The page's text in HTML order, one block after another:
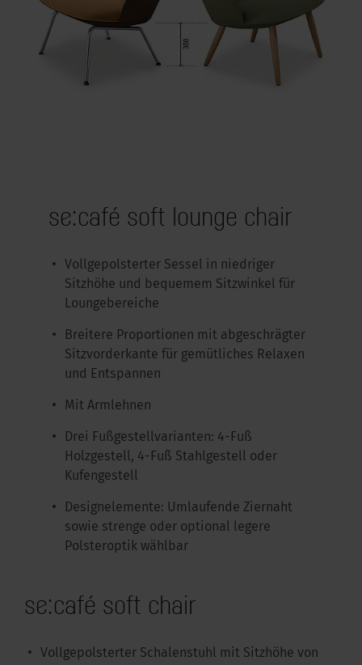
se:café soft lounge chair
Vollgepolsterter Sessel in niedriger
Sitzhöhe und bequemem Sitzwinkel für
Loungebereiche
Breitere Proportionen mit abgeschrägter
Sitzvorderkante für gemütliches Relaxen
und Entspannen
Mit Armlehnen
Drei Fußgestellvarianten: 4-Fuß
Holzgestell, 4-Fuß Stahlgestell oder
Kufengestell
Designelemente: Umlaufende Ziernaht
sowie strenge oder optional legere
Polsteroptik wählbar
se:café soft chair
Vollgepolsterter Schalenstuhl mit Sitzhöhe von